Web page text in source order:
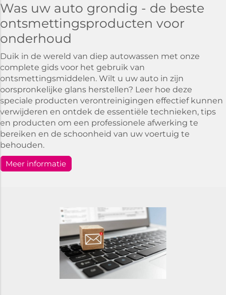
Was uw auto grondig - de beste
ontsmettingsproducten voor
onderhoud
Duik in de wereld van diep autowassen met onze
complete gids voor het gebruik van
ontsmettingsmiddelen. Wilt u uw auto in zijn
oorspronkelijke glans herstellen? Leer hoe deze
speciale producten verontreinigingen effectief kunnen
verwijderen en ontdek de essentiële technieken, tips
en producten om een professionele afwerking te
bereiken en de schoonheid van uw voertuig te
behouden.
Meer informatie